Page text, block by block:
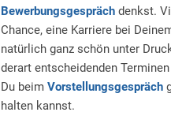
Bewerbungsgespräch denkst.
Chance, eine Karriere bei
natürlich ganz schön unter
derart entscheidenden
Du beim Vorstellungsgespräch
halten kannst.